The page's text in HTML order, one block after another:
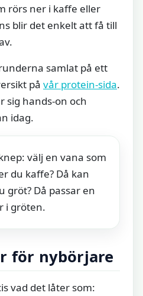
rörs ner i kaffe eller
blir det enkelt att få till
samlat på ett
på vår protein-sida.
sig hands-on och
idag.
välj en vana som
du kaffe? Då kan
gröt? Då passar en
i gröten.
för nybörjare
vad det låter som: